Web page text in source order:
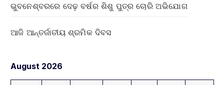
ଭୁବନେଶ୍ବରରେ ଦେଢ଼ ବର୍ଷର ଶିଶୁ ପୁତ୍ର ଚୋରି ଅଭିଯୋଗ
ଆଜି ଆନ୍ତର୍ଜାତୀୟ ଶ୍ରମିକ ଦିବସ
August 2026